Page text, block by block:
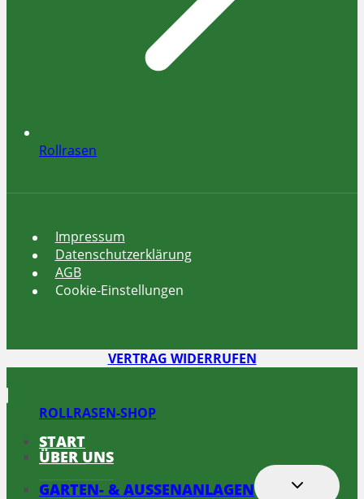
Rollrasen
Impressum
Datenschutzerklärung
AGB
Cookie-Einstellungen
VERTRAG WIDERRUFEN
ROLLRASEN-SHOP
START
ÜBER UNS
GARTEN- & AUSSENANLAGEN